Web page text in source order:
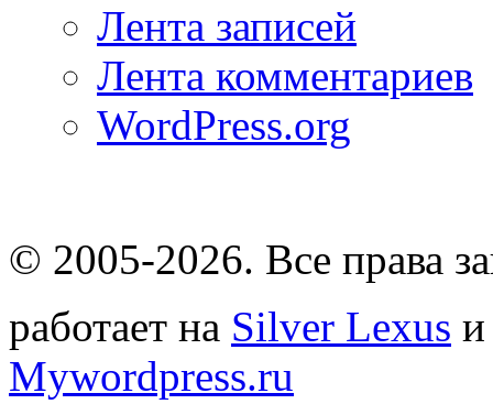
Лента записей
Лента комментариев
WordPress.org
© 2005-2026. Все права
работает на Silver Lexus
Mywordpress.ru